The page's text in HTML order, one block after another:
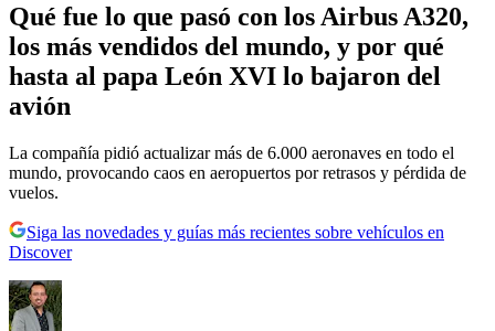
Qué fue lo que pasó con los Airbus A320,
los más vendidos del mundo, y por qué
hasta al papa León XVI lo bajaron del
avión
La compañía pidió actualizar más de 6.000 aeronaves en todo el
mundo, provocando caos en aeropuertos por retrasos y pérdida de
vuelos.
Siga las novedades y guías más recientes sobre vehículos en
Discover